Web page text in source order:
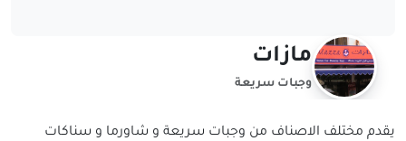
مازات
وجبات سريعة
يقدم مختلف الاصناف من وجبات سريعة و شاورما و سناكات